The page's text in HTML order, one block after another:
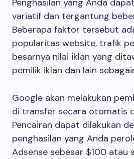
Penghasilan yang Anda
variatif dan tergantung
Beberapa faktor tersebut
popularitas website, trafik
besarnya nilai iklan yang
pemilik iklan dan lain
Google akan melakukan
di transfer secara otomatis
Pencairan dapat dilakukan
penghasilan yang Anda
Adsense sebesar $100 atau